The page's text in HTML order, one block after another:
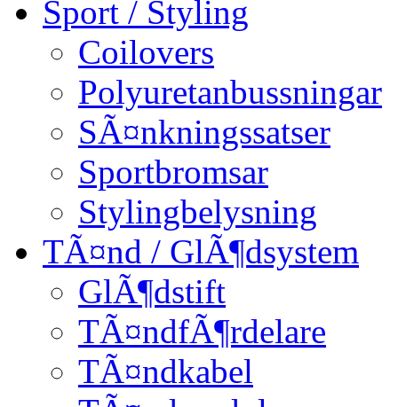
Sport / Styling
Coilovers
Polyuretanbussningar
SÃ¤nkningssatser
Sportbromsar
Stylingbelysning
TÃ¤nd / GlÃ¶dsystem
GlÃ¶dstift
TÃ¤ndfÃ¶rdelare
TÃ¤ndkabel